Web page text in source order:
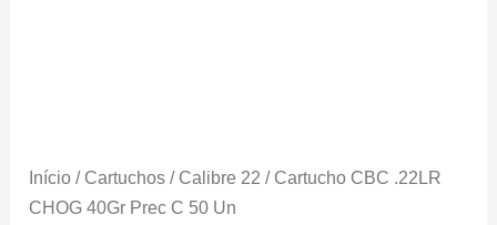
Início / Cartuchos / Calibre 22 / Cartucho CBC .22LR
CHOG 40Gr Prec C 50 Un